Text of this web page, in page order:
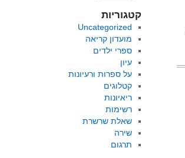
קטגוריות
Uncategorized
מועדון קריאה
ספרי ילדים
עיון
על ספרות ורעיונות
קטלוגים
ריאיונות
רשימות
שאלת שרשרת
שירה
תרגום